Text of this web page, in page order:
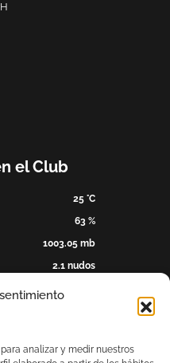
analizar y medir nuestros
el Club
25 °C
63 %
1003.05 mb
2.1 nudos
ENE (68°)
08-09 10:17:54